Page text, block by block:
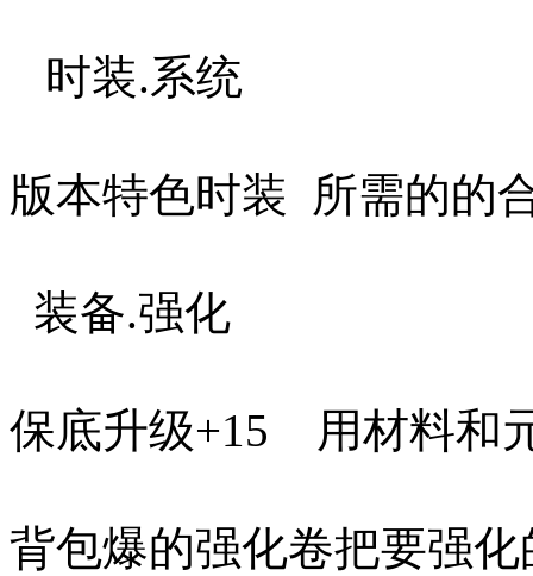
时装.系统
版本特色时装 所需的的
装备.强化
保底升级+15 用材料和
背包爆的强化卷把要强